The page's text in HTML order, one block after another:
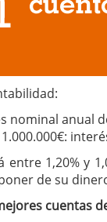
nominal anual
entre 1,20% y
de su
cuentas